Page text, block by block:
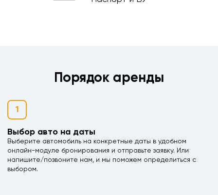
Порядок аренды
1
Выбор авто на даты
Выберите автомобиль на конкретные даты в удобном
онлайн-модуле бронирования и отправьте заявку. Или
напишите/позвоните нам, и мы поможем определиться с
выбором.